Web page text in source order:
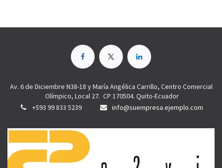
Av. 6 de Diciembre N38-18 y María Angélica Carrillo, Centro Comercial
Olímpico, Local 27. CP 170504. Quito-Ecuador
+593 99 833 5239
info@suempresa.ejemplo.com